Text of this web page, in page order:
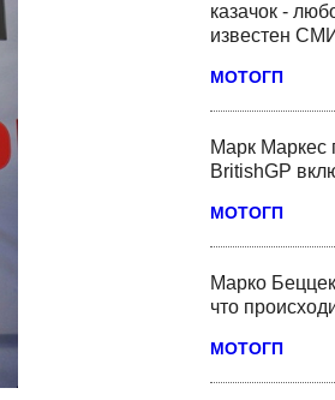
казачок -
известен
МОТОГП
Марк Маркес
BritishGP
МОТОГП
Марко
что
МОТОГП